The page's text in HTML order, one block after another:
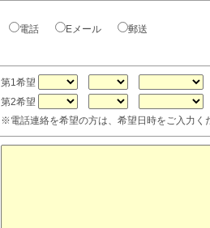
電話 Eメール 郵送
第1希望
第2希望
※電話連絡を希望の方は、希望日時をご入力く